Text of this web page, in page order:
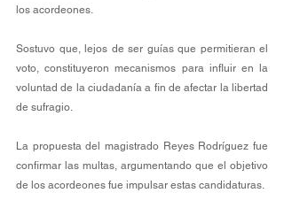
los acordeones.
Sostuvo que, lejos de ser guías que permitieran el
voto, constituyeron mecanismos para influir en la
voluntad de la ciudadanía a fin de afectar la libertad
de sufragio.
La propuesta del magistrado Reyes Rodríguez fue
confirmar las multas, argumentando que el objetivo
de los acordeones fue impulsar estas candidaturas.